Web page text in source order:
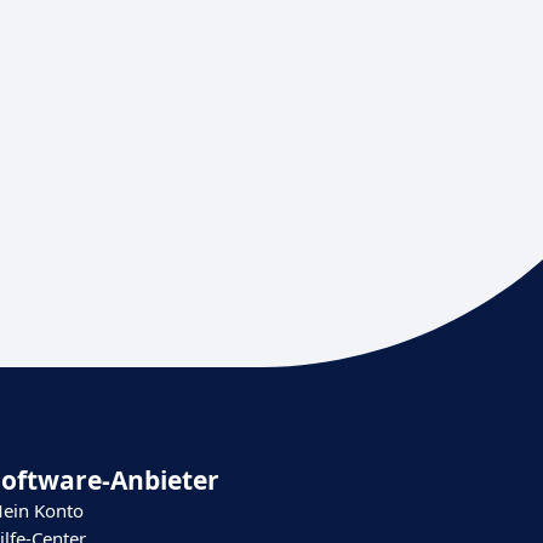
Anbieter
Konto
Center